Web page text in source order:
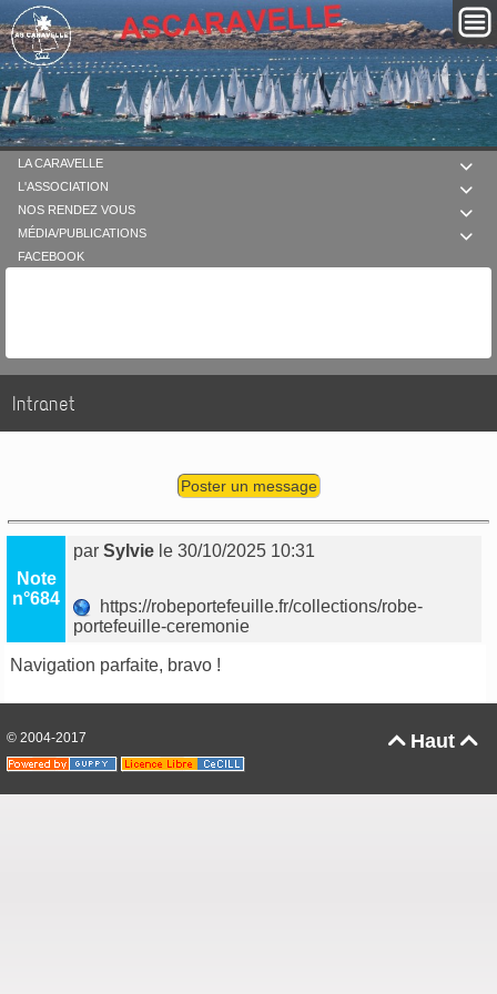

LA CARAVELLE

L'ASSOCIATION

NOS RENDEZ VOUS

MÉDIA/PUBLICATIONS
FACEBOOK
Intranet
Poster un message
Note
n°684
parSylvie le 30/10/2025 10:31
https://robeportefeuille.fr/collections/robe-
portefeuille-ceremonie
Navigation parfaite, bravo !
Haut 
© 2004-2017